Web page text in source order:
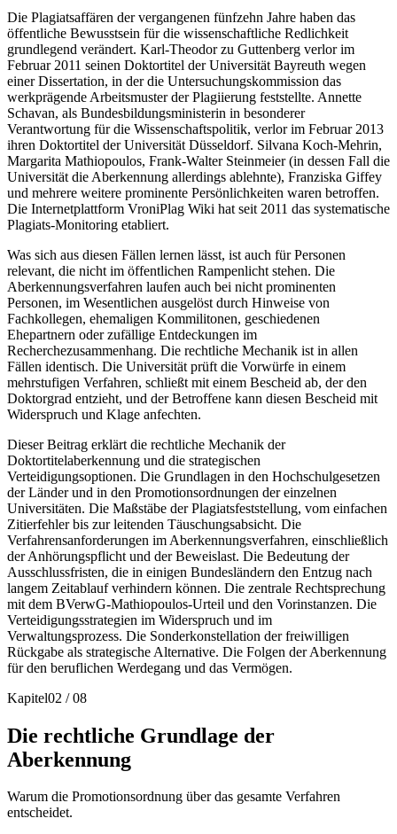
Die Plagiatsaffären der vergangenen fünfzehn Jahre haben das
öffentliche Bewusstsein für die wissenschaftliche Redlichkeit
grundlegend verändert. Karl-Theodor zu Guttenberg verlor im
Februar 2011 seinen Doktortitel der Universität Bayreuth wegen
einer Dissertation, in der die Untersuchungskommission das
werkprägende Arbeitsmuster der Plagiierung feststellte. Annette
Schavan, als Bundesbildungsministerin in besonderer
Verantwortung für die Wissenschaftspolitik, verlor im Februar 2013
ihren Doktortitel der Universität Düsseldorf. Silvana Koch-Mehrin,
Margarita Mathiopoulos, Frank-Walter Steinmeier (in dessen Fall die
Universität die Aberkennung allerdings ablehnte), Franziska Giffey
und mehrere weitere prominente Persönlichkeiten waren betroffen.
Die Internetplattform VroniPlag Wiki hat seit 2011 das systematische
Plagiats-Monitoring etabliert.
Was sich aus diesen Fällen lernen lässt, ist auch für Personen
relevant, die nicht im öffentlichen Rampenlicht stehen. Die
Aberkennungsverfahren laufen auch bei nicht prominenten
Personen, im Wesentlichen ausgelöst durch Hinweise von
Fachkollegen, ehemaligen Kommilitonen, geschiedenen
Ehepartnern oder zufällige Entdeckungen im
Recherchezusammenhang. Die rechtliche Mechanik ist in allen
Fällen identisch. Die Universität prüft die Vorwürfe in einem
mehrstufigen Verfahren, schließt mit einem Bescheid ab, der den
Doktorgrad entzieht, und der Betroffene kann diesen Bescheid mit
Widerspruch und Klage anfechten.
Dieser Beitrag erklärt die rechtliche Mechanik der
Doktortitelaberkennung und die strategischen
Verteidigungsoptionen. Die Grundlagen in den Hochschulgesetzen
der Länder und in den Promotionsordnungen der einzelnen
Universitäten. Die Maßstäbe der Plagiatsfeststellung, vom einfachen
Zitierfehler bis zur leitenden Täuschungsabsicht. Die
Verfahrensanforderungen im Aberkennungsverfahren, einschließlich
der Anhörungspflicht und der Beweislast. Die Bedeutung der
Ausschlussfristen, die in einigen Bundesländern den Entzug nach
langem Zeitablauf verhindern können. Die zentrale Rechtsprechung
mit dem BVerwG-Mathiopoulos-Urteil und den Vorinstanzen. Die
Verteidigungsstrategien im Widerspruch und im
Verwaltungsprozess. Die Sonderkonstellation der freiwilligen
Rückgabe als strategische Alternative. Die Folgen der Aberkennung
für den beruflichen Werdegang und das Vermögen.
Kapitel02 /08
Die rechtliche Grundlage der
Aberkennung
Warum die Promotionsordnung über das gesamte Verfahren
entscheidet.